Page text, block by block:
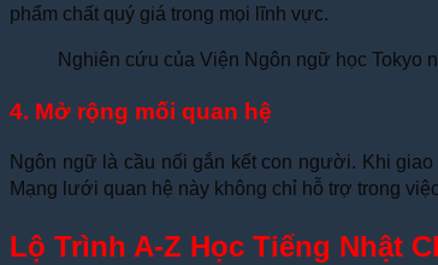
phẩm chất quý giá trong mọi lĩnh vực.
Nghiên cứu của Viện Ngôn ngữ học Tokyo
4. Mở rộng mối quan hệ
Ngôn ngữ là cầu nối gắn kết con người. Khi
Mạng lưới quan hệ này không chỉ hỗ trợ trong
Lộ Trình A-Z Học Tiếng Nhật